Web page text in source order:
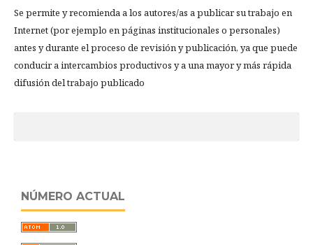
Se permite y recomienda a los autores/as a publicar su trabajo en
Internet (por ejemplo en páginas institucionales o personales)
antes y durante el proceso de revisión y publicación, ya que puede
conducir a intercambios productivos y a una mayor y más rápida
difusión del trabajo publicado
NÚMERO ACTUAL